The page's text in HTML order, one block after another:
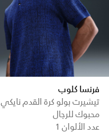
فرنسا كلوب
تيشيرت بولو كرة القدم نايكي
محبوك للرجال
عدد الألوان 1